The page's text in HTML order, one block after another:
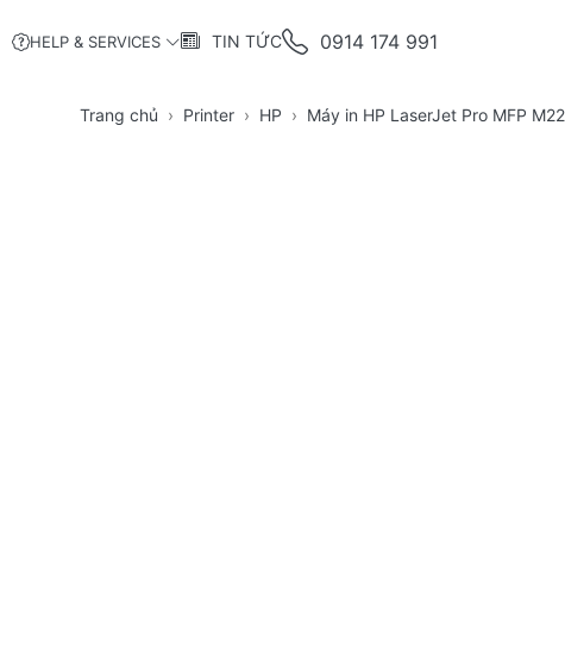
HELP & SERVICES TIN TỨC 0914 174 991
Trang chủ Printer HP Máy in HP LaserJet Pro MFP